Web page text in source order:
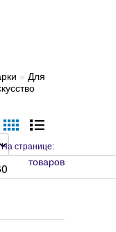
» Для
На странице:
товаров